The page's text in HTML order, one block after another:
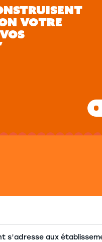
VOTRE
s’adresse aux